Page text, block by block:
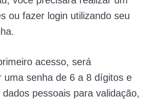
ou fazer login utilizando seu
acesso, será
uma senha de 6 a 8 dígitos e
pessoais para validação,